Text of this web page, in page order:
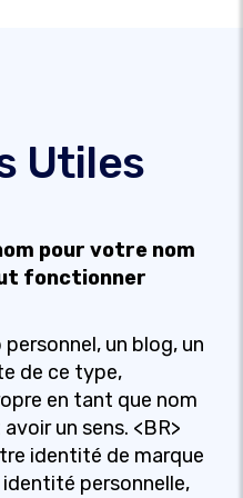
Utiles
pour votre nom
fonctionner
un blog, un
de ce type,
en tant que nom
un sens. <BR>
identité de marque
personnelle,